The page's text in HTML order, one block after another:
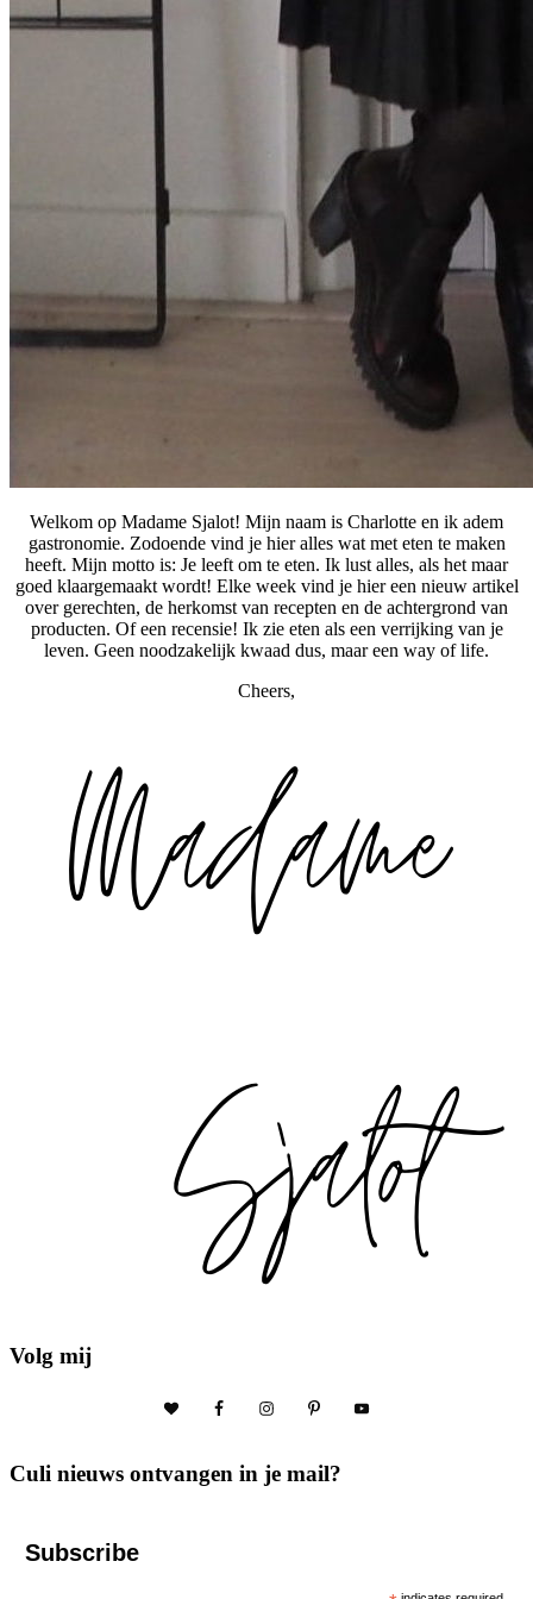
Welkom op Madame Sjalot! Mijn naam is Charlotte en ik adem
gastronomie. Zodoende vind je hier alles wat met eten te maken
heeft. Mijn motto is: Je leeft om te eten. Ik lust alles, als het maar
goed klaargemaakt wordt! Elke week vind je hier een nieuw artikel
over gerechten, de herkomst van recepten en de achtergrond van
producten. Of een recensie! Ik zie eten als een verrijking van je
leven. Geen noodzakelijk kwaad dus, maar een way of life.
Cheers,
Volg mij
Culi nieuws ontvangen in je mail?
Subscribe